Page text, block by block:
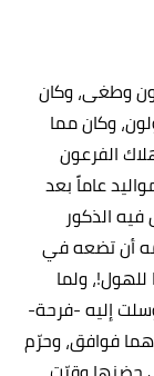
وطغى، وكان
وكان مما
الفرعون
عاماً بعد
الذكور
أن تضعه في
ولما
إليه -فرحة-
فوافق، وحرّم